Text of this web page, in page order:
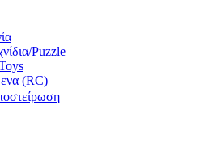
Puzzle
(RC)